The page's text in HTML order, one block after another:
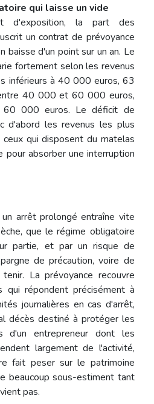
qui laisse un vide
d'exposition, la part des
un contrat de prévoyance
baisse d'un point sur un an. Le
fortement selon les revenus
inférieurs à 40 000 euros, 63
40 000 et 60 000 euros,
000 euros. Le déficit de
d'abord les revenus les plus
qui disposent du matelas
pour absorber une interruption
arrêt prolongé entraîne vite
que le régime obligatoire
partie, et par un risque de
de précaution, voire de
La prévoyance recouvre
qui répondent précisément à
journalières en cas d'arrêt,
décès destiné à protéger les
d'un entrepreneur dont les
largement de l'activité,
fait peser sur le patrimoine
beaucoup sous-estiment tant
pas.